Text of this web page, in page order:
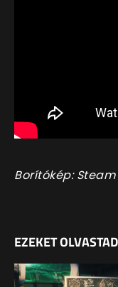
Borítókép: Steam
EZEKET